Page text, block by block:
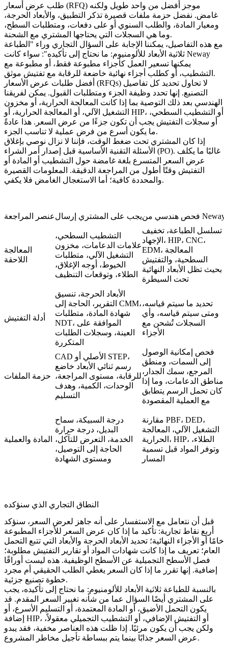
طلب عرض أسعار (RFQ) موجز أفضل من واحد طويل ولكنه
غامض. نفضل حزمة ملفات قصيرة تذكر التطبيق، والأبعاد الحرجة،
ومعيار المادة، والطلب السنوي أو على دفعات، ومتطلبات السطح،
وما هي السجلات التي يحتاجها المشتري مع الشحنة.
مع هذه التفاصيل، يمكننا الإجابة على السؤال التجاري وراء "الطباعة
ثلاثية الأبعاد للألومنيوم: ما نحتاج إلى تأكيده": سواء كانت Neway
يمكنها تسعير العمل كأجزاء مطبوعة فقط، أو مطبوعة مع
التشطيب، أو كطلب أجزاء نهائية خاضعة للرقابة مع تفتيش موثق.
أفضل طلبات عرض الأسعار (RFQs) لا تحاول تحديد كل تفاصيل
التصنيع. إنها تحدد وظيفة الجزء ومتطلبات القبول. يمكن لفريقنا
الهندسي بعد ذلك التوصية بما إذا كانت المعالجة الحرارية، أو مخزون
التشغيل الآلي، أو المعالجة الحرارية، أو HIP، أو التشطيب السطحي،
أو سجلات التفتيش يجب أن تكون جزءًا من عرض السعر. هذا عادةً
ما يكون أسرع من فرض عملية لا تناسب الجزء.
إذا كان المشتري تحت ضغط الوقت، فإننا لا نزال نوصي بإغلاق
الأسئلة التقنية الأساسية قبل إصدار أمر الشراء (PO). غالبًا ما يكلف
عرض السعر المتسرع بلغة غامضة حول التشطيب أو المادة أو
التفتيش وقتًا أطول من المراجعة الدقيقة. المعلومات القصيرة
والمحددة كافية؛ أما الاستعجال الغامض فلا يكفي.
عنصر المراجعةيجب على المشتري إرسال فحص هندسي من Neway
المعالجة
اللاحقة
التشطيب السطحي،
علامات الدعامات، مخزون
التشغيل الآلي، متطلبات
الخيوط، أوجه الإغلاق،
الطلاء، وتوقعات التنظيف
تسلسل الطباعة، تخفيف
الإجهاد، HIP، CNC،
EDM، المعالجة
السطحية، والتفتيش
بحيث تظل الأبعاد النهائية
تحت السيطرة
أدلة التفتيش
الأبعاد الحرجة، تنسيق
التقرير، الحاجة إلى CMM،
شهادة المادة، متطلبات
NDT، الموافقة على
العينة، وسجلات الطلبات
المتكررة
تحديد ما سيتم قياسه،
ومتى سيتم قياسه، وأي
السجلات تُشحن مع
الأجزاء
حزمة الملفات
CAD الأصلي أو STEP،
رسم ثنائي الأبعاد خاضع
للرقابة، مستوى المراجعة،
الوحدات، الكمية، وهدف
التسليم
فحص إمكانية الوصول
إلى السمات، ومنطق
المرجع، سمك الجدار،
مناطق الدعامات، وما إذا
كان تحمل الرسم يتطابق
مع العملية المقصودة
المادة والعملية
درجة السبيكة، سماح
البديل، درجة حرارة
الخدمة، التعرض للتآكل،
الحاجة إلى التوصيل،
ومستوى الشهادة
مقارنة PBF، DED،
التشغيل الآلي، المعالجة
الحرارية، HIP، الطلاء،
وتوفر المواد قبل تسمية
المسار
النطاق التجاري الذي سنؤكده
قبل أن نتعامل مع الاستفسار على أنه جاهز لعرض السعر، سنؤكد
أربع نقاط تجارية: تأكيد ما إذا كان عرض السعر للأجزاء المطبوعة
خامًا أو الأجزاء النهائية؛ تحديد الأبعاد الحرجة والأبعاد التي تتبع التحمل
العام؛ تعريف ما إذا كانت شهادات المواد أو تقارير التفتيش مطلوبة؛
فصل الأسطح التجميلية عن الأسطح الوظيفية. هذه ليست أوراقًا
إضافية. إنها تقرر ما إذا كان السعر يغطي الطلب الحقيقي أم مجرد
خطوة تصنيع جزئية.
بالنسبة للطباعة ثلاثية الأبعاد للألومنيوم: ما نحتاج إلى تأكيده، يجب
على المشتري أيضًا السؤال عما من شأنه تغيير السعر المقدم. قد
يكون التحمل الأضيق، أو المادة المعتمدة، أو التسليم الأسرع، أو
إضافة HIP، أو التفتيش الإضافي، أو التشطيب التجميلي معقولاً،
ولكن يجب أن يكون مرئيًا. إذا ظلت هذه العناصر مخفية، فقد يبدو
عرض السعر جذابًا بينما يتم ببساطة تأجيل مخاطر المشروع.